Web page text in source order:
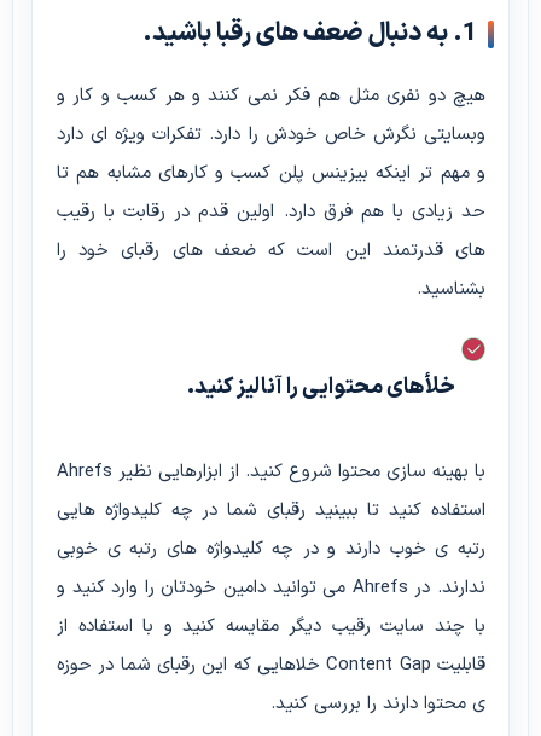
1. به دنبال ضعف های رقبا باشید.
هیچ دو نفری مثل هم فکر نمی کنند و هر کسب و کار و
وبسایتی نگرش خاص خودش را دارد. تفکرات ویژه ای دارد
و مهم تر اینکه بیزینس پلن کسب و کارهای مشابه هم تا
حد زیادی با هم فرق دارد. اولین قدم در رقابت با رقیب
های قدرتمند این است که ضعف های رقبای خود را
بشناسید.
خلأهای محتوایی را آنالیز کنید.
با بهینه سازی محتوا شروع کنید. از ابزارهایی نظیر Ahrefs
استفاده کنید تا ببینید رقبای شما در چه کلیدواژه هایی
رتبه ی خوب دارند و در چه کلیدواژه های رتبه ی خوبی
ندارند. در Ahrefs می توانید دامین خودتان را وارد کنید و
با چند سایت رقیب دیگر مقایسه کنید و با استفاده از
قابلیت Content Gap خلاهایی که این رقبای شما در حوزه
ی محتوا دارند را بررسی کنید.